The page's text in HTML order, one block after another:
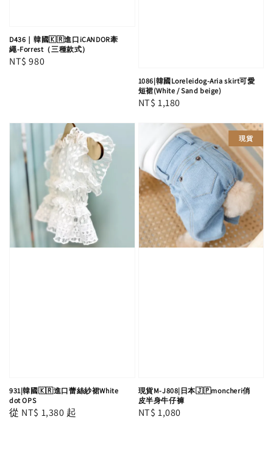
D436｜韓國🇰🇷進口iCANDOR牽
繩-Forrest（三種款式）
Regular
NT$ 980
1086|韓國Loreleidog-Aria skirt可愛
短裙(White / Sand beige)
Regular
NT$ 1,180
931|韓國🇰🇷進口蕾絲紗裙White
dot OPS
Regular
從 NT$ 1,380 起
現貨
現貨M-J808|日本🇯🇵moncheri俏
皮半身牛仔褲
Regular
NT$ 1,080